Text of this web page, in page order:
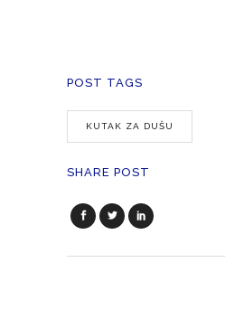
POST TAGS
KUTAK ZA DUŠU
SHARE POST